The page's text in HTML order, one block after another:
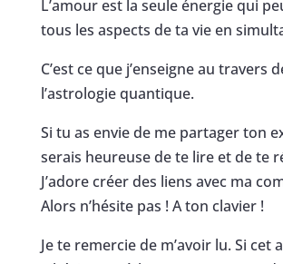
L’amour est la seule énergie qui
tous les aspects de ta vie en
C’est ce que j’enseigne au travers
l’astrologie quantique.
Si tu as envie de me partager ton
serais heureuse de te lire et de te
J’adore créer des liens avec ma
Alors n’hésite pas ! A ton clavier !
Je te remercie de m’avoir lu. Si cet